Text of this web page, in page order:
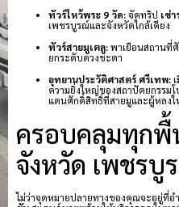
ทัวร์ไหว้พระ 9 วัด:จัดทริป เช่
เพชรบูรณ์และจังหวัดใกล้เคียง
ทัวร์สายมูเตลู:พาเยือนสถานที่
ยกระดับดวงชะตา
อุทยานประวัติศาสตร์ ศรีเทพ:
ความยิ่งใหญ่ของสถาปัตยกรรม
แดนศักดิ์สิทธิ์ที่สายมูและผู้หลง
ครอบคลุมทุกพื้
จังหวัด เพชรบู
ไม่ว่าจุดหมายปลายทางของคุณจะอยู่ที่อำ